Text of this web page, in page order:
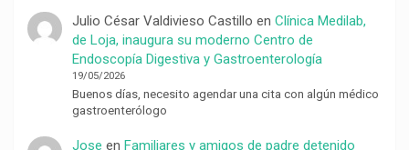
Julio César Valdivieso Castillo en Clínica Medilab,
de Loja, inaugura su moderno Centro de
Endoscopía Digestiva y Gastroenterología
19/05/2026
Buenos días, necesito agendar una cita con algún médico
gastroenterólogo
Jose en Familiares y amigos de padre detenido